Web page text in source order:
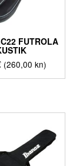
FUTROLA
(260,00 kn)